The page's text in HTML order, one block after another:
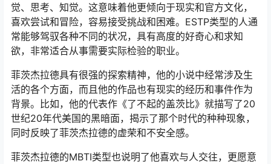
觉、思考、知觉。这意味着他更倾向于现实和官方文化，
喜欢尝试和冒险，容易接受挑战和困难。ESTP类型的人通
常能够驾驭各种不同的状况，具有高度的好奇心和求知
欲，非常适合从事需要实际检验的职业。
菲茨杰拉德具有很强的探索精神，他的小说中经常涉及生
活的各个方面，而且他的作品也有现实的经历和事件作为
背景。比如，他的代表作《了不起的盖茨比》就描写了20
世纪20年代美国的黑暗面，揭示了那个时代的种种现象，
同时反映了菲茨杰拉德的虚荣和不安全感。
菲茨杰拉德的MBTI类型也说明了他喜欢与人交往，更愿意